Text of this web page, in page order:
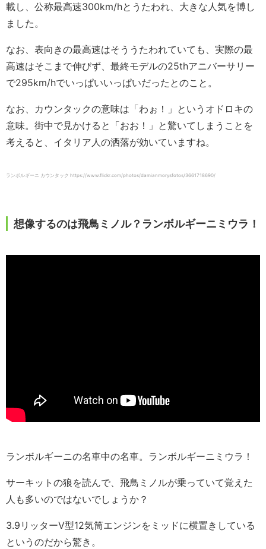
載し、公称最高速300km/hとうたわれ、大きな人気を博し
ました。
なお、表向きの最高速はそううたわれていても、実際の最
高速はそこまで伸びず、最終モデルの25thアニバーサリー
で295km/hでいっぱいいっぱいだったとのこと。
なお、カウンタックの意味は「わぉ！」というオドロキの
意味。街中で見かけると「おお！」と驚いてしまうことを
考えると、イタリア人の洒落が効いていますね。
ランボルギーニ カウンタック https://www.flickr.com/photos/damianmorysfotos/3661718690/
想像するのは飛鳥ミノル？ランボルギーニミウラ！
ランボルギーニの名車中の名車。ランボルギーニミウラ！
サーキットの狼を読んで、飛鳥ミノルが乗っていて覚えた
人も多いのではないでしょうか？
3.9リッターV型12気筒エンジンをミッドに横置きしている
というのだから驚き。